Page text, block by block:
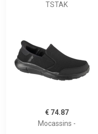
TSTAK
€ 74.87
Mocassins -